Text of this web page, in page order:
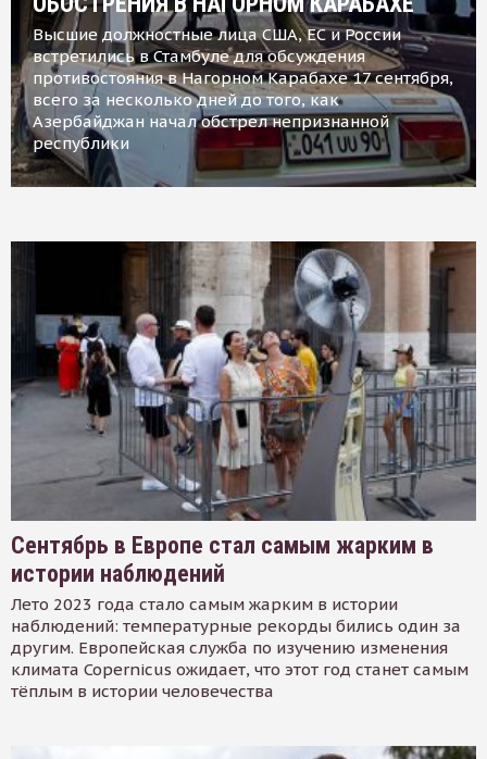
Высшие должностные лица США, ЕС и России
встретились в Стамбуле для обсуждения
противостояния в Нагорном Карабахе 17 сентября,
всего за несколько дней до того, как
Азербайджан начал обстрел непризнанной
республики
Сентябрь в Европе стал самым жарким в
истории наблюдений
Лето 2023 года стало самым жарким в истории
наблюдений: температурные рекорды бились один за
другим. Европейская служба по изучению изменения
климата Copernicus ожидает, что этот год станет самым
тёплым в истории человечества